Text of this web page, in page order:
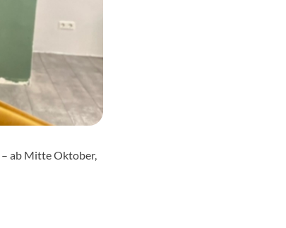
– ab Mitte Oktober,